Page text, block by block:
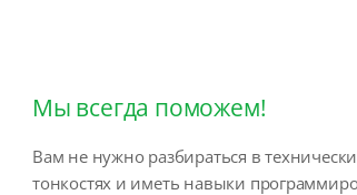
Мы всегда поможем!
Вам не нужно разбираться в
тонкостях и иметь навыки